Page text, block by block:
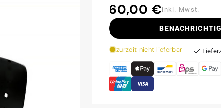
Normaler
Preis
60,00 €inkl. Mwst.
zurzeit nicht lieferbar